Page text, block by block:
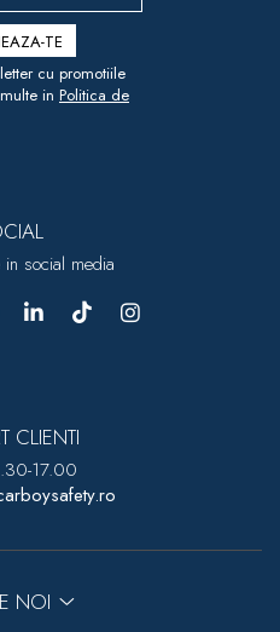
cu promotiile
in Politica de
in social media
CLIENTI
17.00
NOI